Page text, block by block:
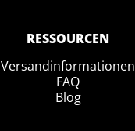
RESSOURCEN
Versandinformationen
FAQ
Blog